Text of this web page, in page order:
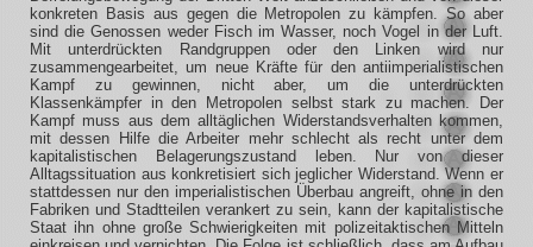
konkreten Basis aus gegen die Metropolen zu kämpfen. So aber
sind die Genossen weder Fisch im Wasser, noch Vogel in der Luft.
Mit unterdrückten Randgruppen oder den Linken wird nur
zusammengearbeitet, um neue Kräfte für den antiimperialistischen
Kampf zu gewinnen, nicht aber, um die unterdrückten
Klassenkämpfer in den Metropolen selbst stark zu machen. Der
Kampf muss aus dem alltäglichen Widerstandsverhalten kommen,
mit dessen Hilfe die Arbeiter mehr schlecht als recht unter dem
kapitalistischen Belagerungszustand leben. Nur von dieser
Alltagssituation aus konkretisiert sich jeglicher Widerstand. Wenn er
stattdessen nur den imperialistischen Überbau angreift, ohne in den
Fabriken und Stadtteilen verankert zu sein, kann der kapitalistische
Staat ihn ohne große Schwierigkeiten mit polizeitaktischen Mitteln